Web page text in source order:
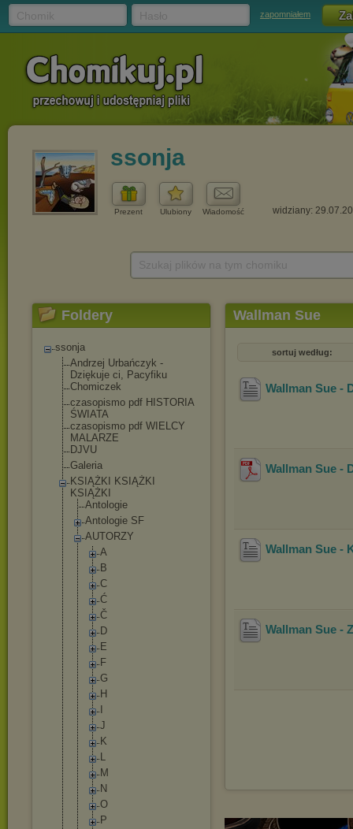
zapomniałem
ssonja
Prezent Ulubiony Wiadomość widziany:
Foldery
ssonja
Andrzej Urbańczyk -
Dziękuje ci, Pacyfiku
Chomiczek
czasopismo pdf HISTORIA
ŚWIATA
czasopismo pdf WIELCY
MALARZE
DJVU
Galeria
KSIĄŻKI KSIĄŻKI
KSIĄŻKI
Antologie
Antologie SF
AUTORZY
A
B
C
Ć
Č
D
E
F
G
H
J
K
L
M
N
O
P
Wallman Sue
sortuj według:
Wallman Sue -
Wallman Sue -
Wallman Sue -
Wallman Sue -